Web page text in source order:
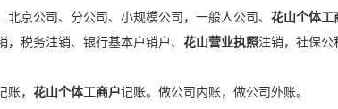
北京公司、分公司、小规模公司，一般人公司、 花山个体工
，税务注销、银行基本户销户、 花山营业执照注销，社保公
， 花山个体工商户记账。做公司内账，做公司外账。